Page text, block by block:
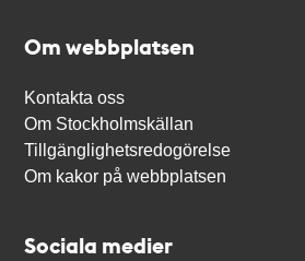
Om webbplatsen
Kontakta oss
Om Stockholmskällan
Tillgänglighetsredogörelse
Om kakor på webbplatsen
Sociala medier